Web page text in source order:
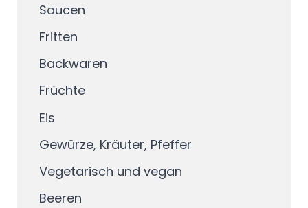
Saucen
Fritten
Backwaren
Früchte
Eis
Gewürze, Kräuter, Pfeffer
Vegetarisch und vegan
Beeren